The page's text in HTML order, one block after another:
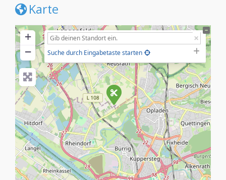
Karte
+
−
Suche durch Eingabetaste starten